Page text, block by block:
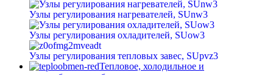
Узлы регулирования нагревателей, SUnw3
Узлы регулирования охладителей, SUow3
Узлы регулирования тепловых завес, SUpvz3
Тепловое, холодильное и